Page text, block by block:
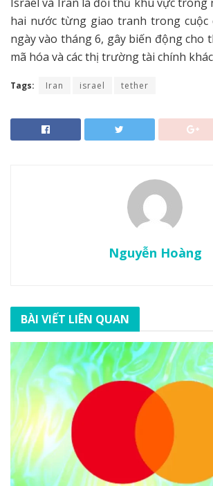
hai nước từng giao tranh trong cuộc
ngày vào tháng 6, gây biến động cho
mã hóa và các thị trường tài chính
Tags: Iran israel tether
Nguyễn Hoàng
BÀI VIẾT LIÊN QUAN